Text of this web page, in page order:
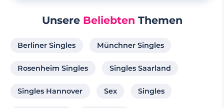
Unsere Beliebten Themen
Berliner Singles Münchner Singles
Rosenheim Singles Singles Saarland
Singles Hannover Sex Singles